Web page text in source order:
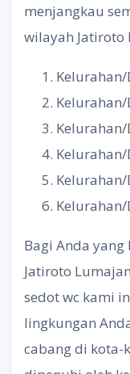
menjangkau
wilayah
Kelurahan/
Kelurahan/
Kelurahan/
Bagi Anda
Jatiroto
sedot wc kami
lingkungan
cabang di kota-